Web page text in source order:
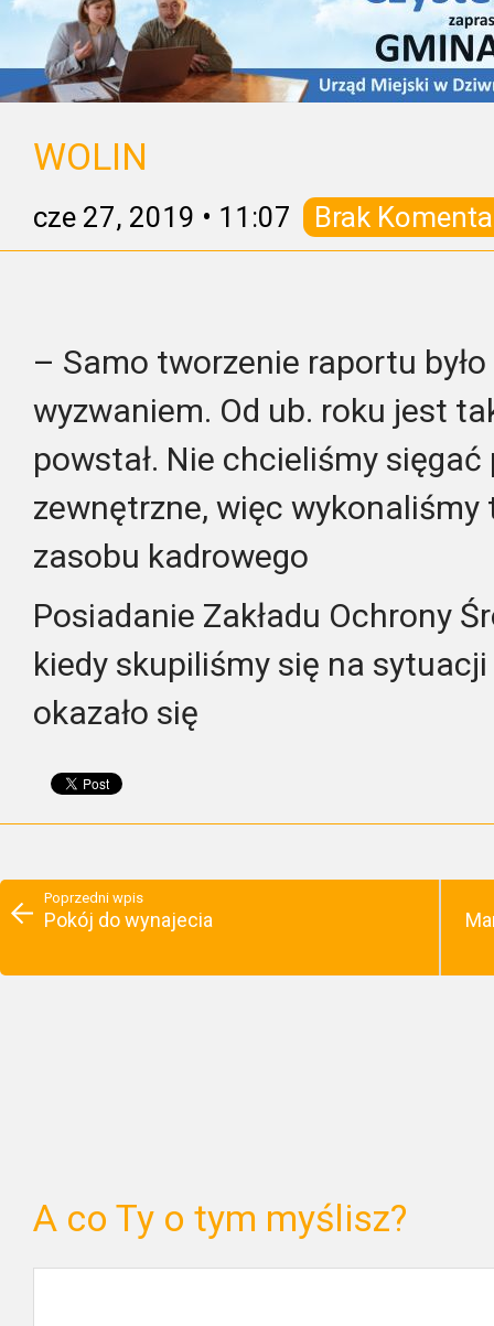
WOLIN
cze 27, 2019 • 11:07 Brak
– Samo tworzenie raportu
wyzwaniem. Od ub. roku jest
powstał. Nie chcieliśmy
zewnętrzne, więc wykonaliśmy
zasobu kadrowego
Posiadanie Zakładu Ochrony
kiedy skupiliśmy się na
okazało się
Poprzedni wpis
Pokój do wynajecia
A co Ty o tym myślisz?